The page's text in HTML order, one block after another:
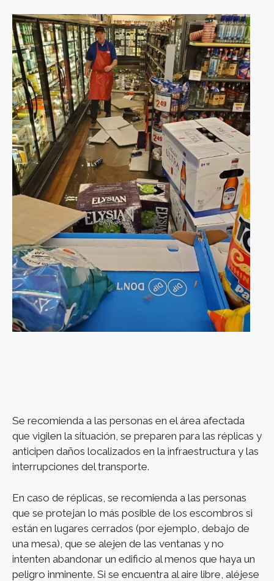
Se recomienda a las personas en el área afectada
que vigilen la situación, se preparen para las réplicas y
anticipen daños localizados en la infraestructura y las
interrupciones del transporte.
En caso de réplicas, se recomienda a las personas
que se protejan lo más posible de los escombros si
están en lugares cerrados (por ejemplo, debajo de
una mesa), que se alejen de las ventanas y no
intenten abandonar un edificio al menos que haya un
peligro inminente. Si se encuentra al aire libre, aléjese